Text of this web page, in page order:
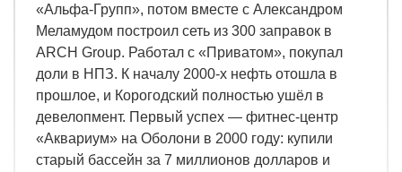
«Альфа-Групп», потом вместе с Александром
Меламудом построил сеть из 300 заправок в
ARCH Group. Работал с «Приватом», покупал
доли в НПЗ. К началу 2000-х нефть отошла в
прошлое, и Корогодский полностью ушёл в
девелопмент. Первый успех — фитнес-центр
«Аквариум» на Оболони в 2000 году: купили
старый бассейн за 7 миллионов долларов и